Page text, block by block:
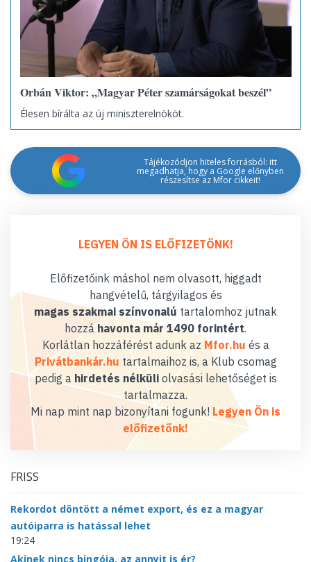
Orbán Viktor: „Magyar Péter szamárságokat beszél”
Élesen bírálta az új miniszterelnököt.
Tájékozódjon hiteles forrásból: itt
megadhatja, hogy a Google előnyben
részesítse az Mfor cikkeit!
LEGYEN ÖN IS ELŐFIZETŐNK!
Előfizetőink máshol nem olvasott, higgadt
hangvételű, tárgyilagos és
magas szakmai színvonalú tartalomhoz jutnak
hozzáhavonta már 1490 forintért.
Korlátlan hozzáférést adunk az Mfor.hu és a
Privátbankár.hu tartalmaihoz is, a Klub csomag
pedig a hirdetés nélküliolvasási lehetőséget is
tartalmazza.
Mi nap mint nap bizonyítani fogunk! Legyen Ön is
előfizetőnk!
FRISS
Rekordot döntött a német export, és ez a magyar
autóiparra is hatással lehet
19:24
Akinek nincs bingója, az annyit is ér?